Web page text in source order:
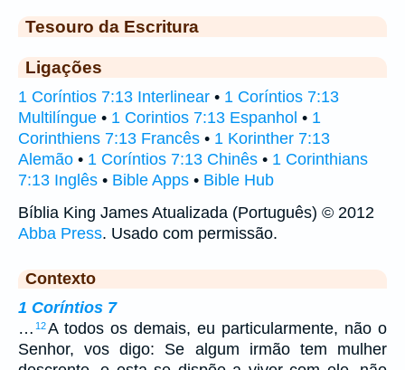
Tesouro da Escritura
Ligações
1 Coríntios 7:13 Interlinear • 1 Coríntios 7:13
Multilíngue • 1 Corintios 7:13 Espanhol • 1
Corinthiens 7:13 Francês • 1 Korinther 7:13
Alemão • 1 Coríntios 7:13 Chinês • 1 Corinthians
7:13 Inglês • Bible Apps • Bible Hub
Bíblia King James Atualizada (Português) © 2012
Abba Press. Usado com permissão.
Contexto
1 Coríntios 7
… 12A todos os demais, eu particularmente, não o
Senhor, vos digo: Se algum irmão tem mulher